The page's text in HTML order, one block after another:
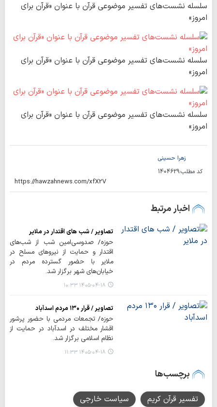
سلسله نشست‌های تفسیر موضوعی قرآن با عنوان «قرآن برای
امروز»
سلسله نشست‌های تفسیر موضوعی قرآن با عنوان «قرآن برای
امروز»
سلسله نشست‌های تفسیر موضوعی قرآن با عنوان «قرآن برای
امروز»
زهرا حسینی
کد مطلب:1404629
اخبار مرتبط
تصاویر / شب های اقتدار در ملایر
حوزه/ صدوسی‌امین شب از شب‌های
اقتدار و حمایت از نیروهای مسلح در
ملایر با حضور گسترده مردم در
خیابان‌های شهر برگزار شد.
۱۴۰۵-۰۴-۱۸ ۱۰:۳۳
تصاویر / قرار ۱۳۰ مردم اسدآباد
حوزه/ تجمعات مردمی با حضور پرشور
اقشار مختلف در اسدآباد در حمایت از
نظام اسلامی برگزار شد.
۱۴۰۵-۰۴-۱۸ ۱۱:۳۳
برچسب‌ها
تفسیر قرآن کریم
سیاست خارجی